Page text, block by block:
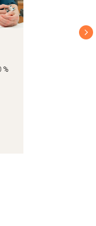
%